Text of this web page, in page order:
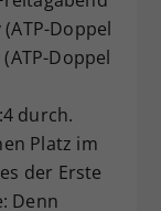
Doppel
Doppel
durch.
Platz im
der Erste
Denn